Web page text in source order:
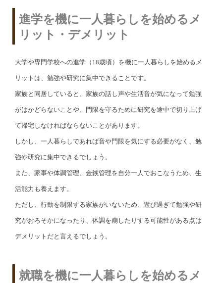
進学を機に一人暮らしを始めるメ
リット・デメリット
大学や専門学校への進学（18歳頃）を機に一人暮らしを始めるメ
リットは、勉強や研究に集中できることです。
家族と同居していると、家族の話し声や生活音が気になって勉強
がはかどらないことや、門限を守るために研究を途中で切り上げ
て帰宅しなければならないことがあります。
しかし、一人暮らしであれば音や門限を気にする必要がなく、勉
強や研究に集中できるでしょう。
また、家事や体調管理、金銭管理を自分一人でおこなうため、生
活能力も養えます。
ただし、行動を制限する家族がいないため、遊び過ぎて勉強や研
究がおろそかになったり、体調を崩したりする可能性がある点は
デメリットだと言えるでしょう。
就職を機に一人暮らしを始めるメ